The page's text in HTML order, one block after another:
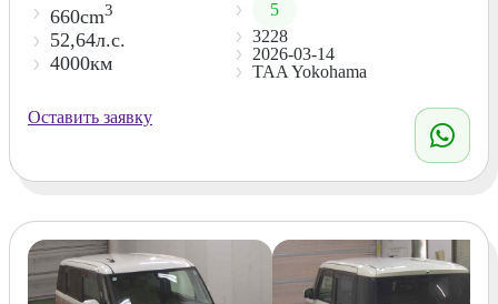
660cm3
52,64л.с.
4000км
5
3228
2026-03-14
TAA Yokohama
Оставить заявку